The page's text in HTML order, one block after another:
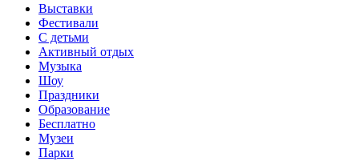
Выставки
Фестивали
С детьми
Активный отдых
Музыка
Шоу
Праздники
Образование
Бесплатно
Музеи
Парки